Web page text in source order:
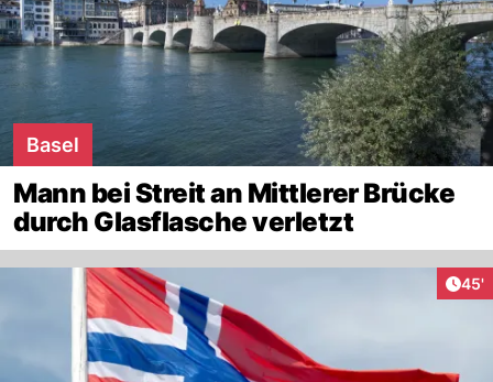
Basel
Mann bei Streit an Mittlerer Brücke
durch Glasflasche verletzt
45'